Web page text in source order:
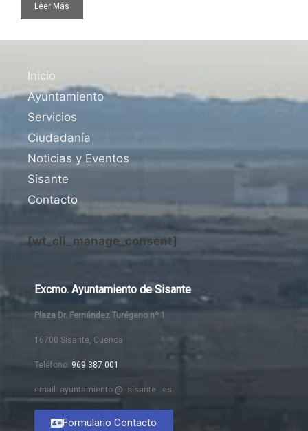
Leer Más
Inicio
Ayuntamiento
Servicios
Ciudadanía
Noticias y Eventos
Sisante
Contacto
[wt_cli_manage_consent]
Excmo. Ayuntamiento de Sisante
Plaza Dr. Fernández Turégano nº 1
16700 Sisante, Cuenca
Teléfono: 969 387 001
email: ayuntamiento @ sisante . es
Formulario Contacto